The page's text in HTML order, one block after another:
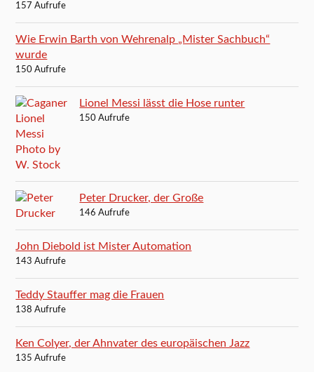
157 Aufrufe
Wie Erwin Barth von Wehrenalp „Mister Sachbuch“
wurde
150 Aufrufe
Lionel Messi lässt die Hose runter
150 Aufrufe
Peter Drucker, der Große
146 Aufrufe
John Diebold ist Mister Automation
143 Aufrufe
Teddy Stauffer mag die Frauen
138 Aufrufe
Ken Colyer, der Ahnvater des europäischen Jazz
135 Aufrufe